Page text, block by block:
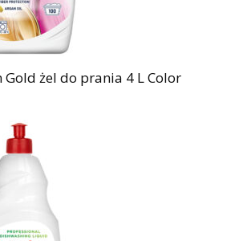
Gold żel do prania 4 L Color